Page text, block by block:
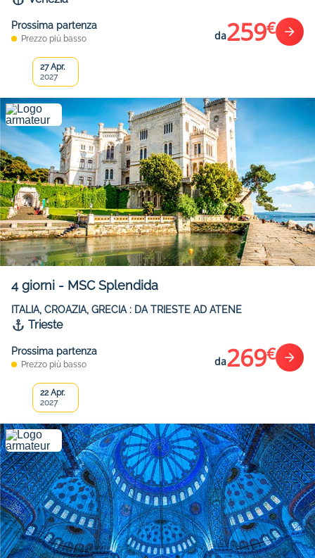
Prossima partenza
Prezzo più basso da259€
27 Apr.
2027
4 giorni - MSC Splendida
ITALIA, CROAZIA, GRECIA : DA TRIESTE AD ATENE
Trieste
Prossima partenza
Prezzo più basso da269€
22 Apr.
2027